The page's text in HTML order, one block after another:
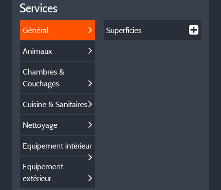
Services
Général
Animaux
Chambres &
Couchages
Cuisine & Sanitaires
Nettoyage
Equipement intérieur
Equipement
extérieur
Superficies